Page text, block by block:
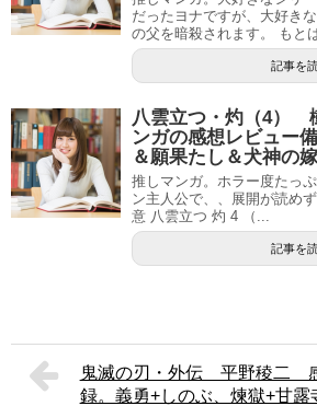
だったヨナですが、大好き
の父を暗殺されます。 もと
記事を
八雲立つ・灼（4）
ンガの感想レビュー
＆願果たし＆犬神の
推しマンガ。ホラー度たっ
ン主人公で、、展開が読め
意 八雲立つ 灼 4 （...
記事を
鬼滅の刃・外伝 平野稜二
録。義勇+しのぶ、煉獄+甘露